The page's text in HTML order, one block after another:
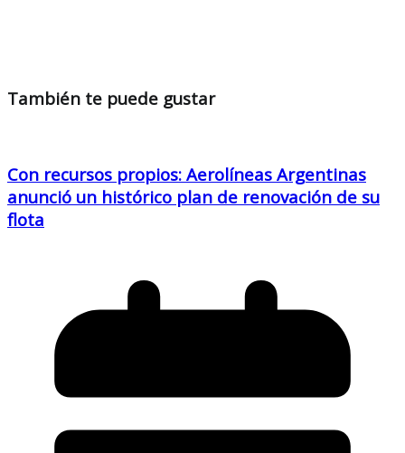
También te puede gustar
Con recursos propios: Aerolíneas Argentinas
anunció un histórico plan de renovación de su
flota